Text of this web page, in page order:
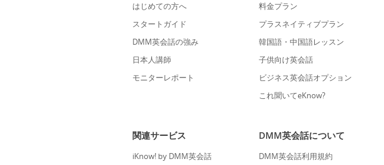
はじめての方へ
スタートガイド
DMM英会話の強み
日本人講師
モニターレポート
料金プラン
プラスネイティブプラン
韓国語・中国語レッスン
子供向け英会話
ビジネス英会話オプション
これ聞いてeKnow?
関連サービス
iKnow! by DMM英会話
DMM英会話について
DMM英会話利用規約